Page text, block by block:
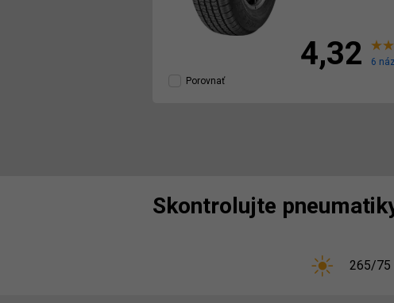
4,32
6
Porovnať
Skontrolujte
265/75